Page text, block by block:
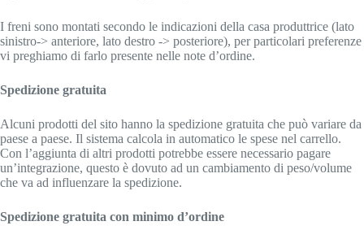
I freni sono montati secondo le indicazioni della casa produttrice (lato
sinistro-> anteriore, lato destro -> posteriore), per particolari preferenze
vi preghiamo di farlo presente nelle note d’ordine.
Spedizione gratuita
Alcuni prodotti del sito hanno la spedizione gratuita che può variare da
paese a paese. Il sistema calcola in automatico le spese nel carrello.
Con l’aggiunta di altri prodotti potrebbe essere necessario pagare
un’integrazione, questo è dovuto ad un cambiamento di peso/volume
che va ad influenzare la spedizione.
Spedizione gratuita con minimo d’ordine